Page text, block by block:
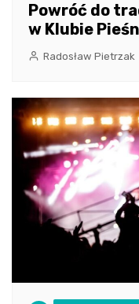
Powróć do
w Klubie
Radosław Pietrzak